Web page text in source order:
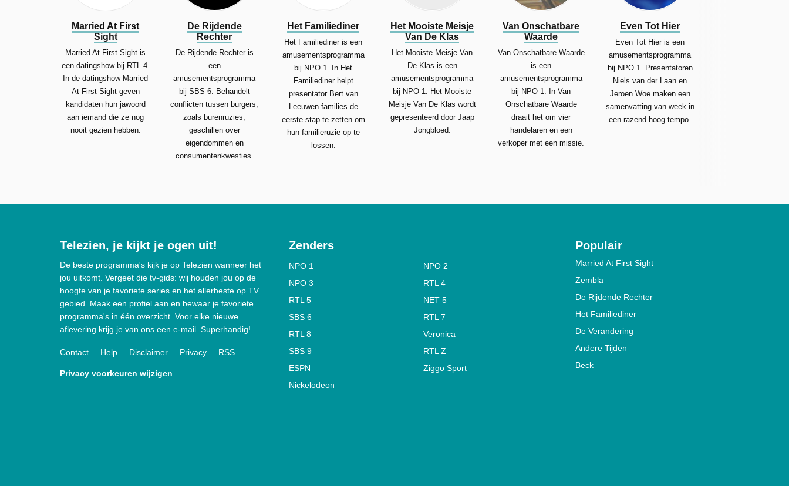
Married At First
Sight
Married At First Sight is
een datingshow bij RTL 4.
In de datingshow Married
At First Sight geven
kandidaten hun jawoord
aan iemand die ze nog
nooit gezien hebben.
De Rijdende
Rechter
De Rijdende Rechter is
een
amusementsprogramma
bij SBS 6. Behandelt
conflicten tussen burgers,
zoals burenruzies,
geschillen over
eigendommen en
consumentenkwesties.
Het Familiediner
Het Familiediner is een
amusementsprogramma
bij NPO 1. In Het
Familiediner helpt
presentator Bert van
Leeuwen families de
eerste stap te zetten om
hun familieruzie op te
lossen.
Het Mooiste Meisje
Van De Klas
Het Mooiste Meisje Van
De Klas is een
amusementsprogramma
bij NPO 1. Het Mooiste
Meisje Van De Klas wordt
gepresenteerd door Jaap
Jongbloed.
Van Onschatbare
Waarde
Van Onschatbare Waarde
is een
amusementsprogramma
bij NPO 1. In Van
Onschatbare Waarde
draait het om vier
handelaren en een
verkoper met een missie.
Even Tot Hier
Even Tot Hier is een
amusementsprogramma
bij NPO 1. Presentatoren
Niels van der Laan en
Jeroen Woe maken een
samenvatting van week in
een razend hoog tempo.
Telezien, je kijkt je ogen uit!
De beste programma's kijk je op Telezien wanneer het
jou uitkomt. Vergeet die tv-gids: wij houden jou op de
hoogte van je favoriete series en het allerbeste op TV
gebied. Maak een profiel aan en bewaar je favoriete
programma's in één overzicht. Voor elke nieuwe
aflevering krijg je van ons een e-mail. Superhandig!
Contact Help Disclaimer Privacy RSS
Privacy voorkeuren wijzigen
Zenders
NPO 1
NPO 2
NPO 3
RTL 4
RTL 5
NET 5
SBS 6
RTL 7
RTL 8
Veronica
SBS 9
RTL Z
ESPN
Ziggo Sport
Nickelodeon
Populair
Married At First Sight
Zembla
De Rijdende Rechter
Het Familiediner
De Verandering
Andere Tijden
Beck